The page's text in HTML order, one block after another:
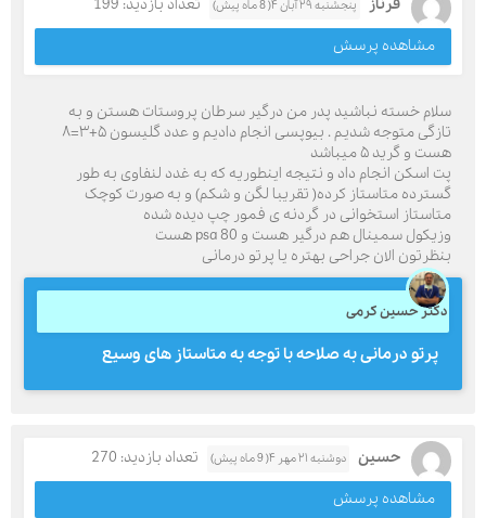
فرناز پنجشنبه ۲۹ آبان ۴( 8 ماه پیش)
تعداد بازدید: 199
مشاهده پرسش
سلام خسته نباشید پدر من درگیر سرطان پروستات هستن و به
تازگی متوجه شدیم . بیوپسی انجام دادیم و عدد گلیسون ۵+۳=۸
هست و گريد ۵ میباشد
پت اسکن انجام داد و نتیجه اینطوریه که به غدد لنفاوی به طور
گسترده متاستاز کرده( تقریبا لگن و شکم) و به صورت کوچک
متاستاز استخوانی در گردنه ی فمور چپ دیده شده
وزیکول سمینال هم درگیر هست و psa 80 هست
بنظرتون الان جراحی بهتره یا پرتو درمانی
دکتر حسین کرمی
پرتو درمانی به صلاحه با توجه به متاستاز های وسیع
حسین دوشنبه ۲۱ مهر ۴( 9 ماه پیش)
تعداد بازدید: 270
مشاهده پرسش